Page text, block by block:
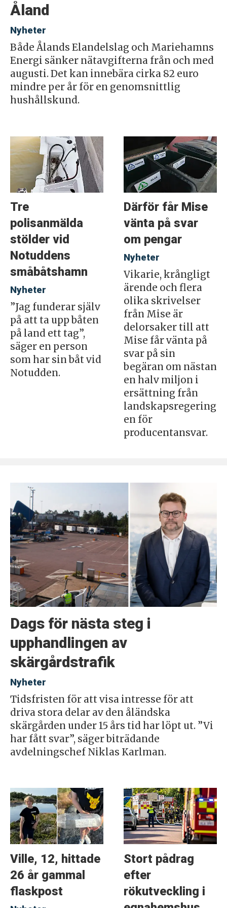
Åland
Nyheter
Både Ålands Elandelslag och Mariehamns
Energi sänker nätavgifterna från och med
augusti. Det kan innebära cirka 82 euro
mindre per år för en genomsnittlig
hushållskund.
Tre
polisanmälda
stölder vid
Notuddens
småbåtshamn
Nyheter
”Jag funderar själv
på att ta upp båten
på land ett tag”,
säger en person
som har sin båt vid
Notudden.
Därför får Mise
vänta på svar
om pengar
Nyheter
Vikarie, krångligt
ärende och flera
olika skrivelser
från Mise är
delorsaker till att
Mise får vänta på
svar på sin
begäran om nästan
en halv miljon i
ersättning från
landskapsregering
en för
producentansvar.
Dags för nästa steg i
upphandlingen av
skärgårdstrafik
Nyheter
Tidsfristen för att visa intresse för att
driva stora delar av den åländska
skärgården under 15 års tid har löpt ut. ”Vi
har fått svar”, säger biträdande
avdelningschef Niklas Karlman.
Ville, 12, hittade
26 år gammal
flaskpost
Stort pådrag
efter
rökutveckling i